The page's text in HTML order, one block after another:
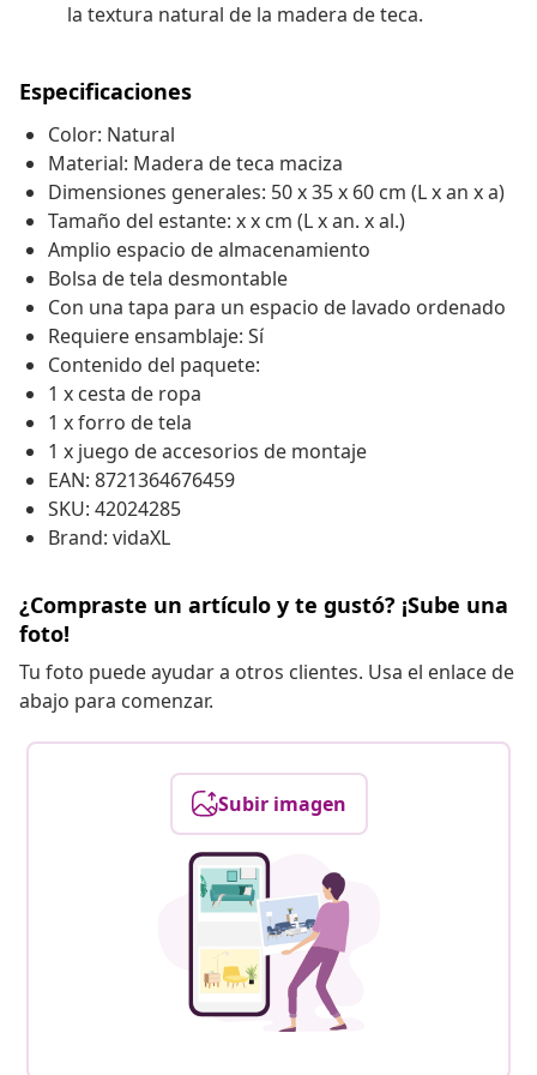
la textura natural de la madera de teca.
Especificaciones
Color: Natural
Material: Madera de teca maciza
Dimensiones generales: 50 x 35 x 60 cm (L x an x a)
Tamaño del estante: x x cm (L x an. x al.)
Amplio espacio de almacenamiento
Bolsa de tela desmontable
Con una tapa para un espacio de lavado ordenado
Requiere ensamblaje: Sí
Contenido del paquete:
1 x cesta de ropa
1 x forro de tela
1 x juego de accesorios de montaje
EAN: 8721364676459
SKU: 42024285
Brand: vidaXL
¿Compraste un artículo y te gustó? ¡Sube una
foto!
Tu foto puede ayudar a otros clientes. Usa el enlace de
abajo para comenzar.
Subir imagen